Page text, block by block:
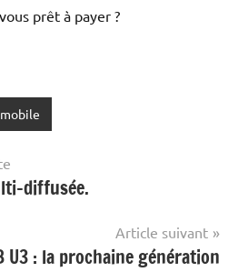
prêt à payer ?
diffusée.
Article suivant
U3 : la prochaine génération